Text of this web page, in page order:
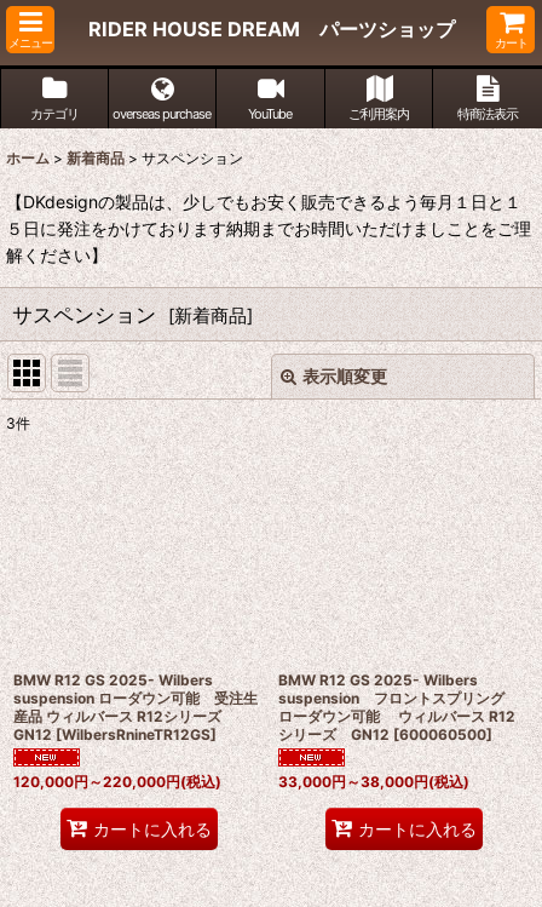
メニュー
RIDER HOUSE DREAM パーツショップ
カート
カテゴリ overseas purchase YouTube ご利用案内 特商法表示
ホーム > 新着商品 > サスペンション
【DKdesignの製品は、少しでもお安く販売できるよう毎月１日と１
５日に発注をかけております納期までお時間いただけましことをご理
解ください】
サスペンション [新着商品]
表示順変更
表示数:
並び順:
絞り込む
閉じる
3件
BMW R12 GS 2025- Wilbers
suspension ローダウン可能 受注生
産品 ウィルバース R12シリーズ
GN12 [WilbersRnineTR12GS]
120,000円～220,000円(税込)
カートに入れる
BMW R12 GS 2025- Wilbers
suspension フロントスプリング
ローダウン可能 ウィルバース R12
シリーズ GN12[600060500]
33,000円～38,000円(税込)
カートに入れる